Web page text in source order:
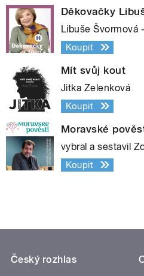
Děkovačky
Libuše Švormová
Koupit
Mít svůj kout
Jitka Zelenková
Koupit
Moravské
vybral a sestavil
Koupit
Český rozhlas